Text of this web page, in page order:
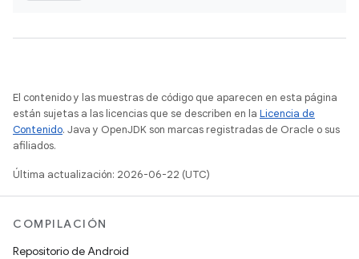
El contenido y las muestras de código que aparecen en esta página
están sujetas a las licencias que se describen en la Licencia de
Contenido. Java y OpenJDK son marcas registradas de Oracle o sus
afiliados.
Última actualización: 2026-06-22 (UTC)
COMPILACIÓN
Repositorio de Android